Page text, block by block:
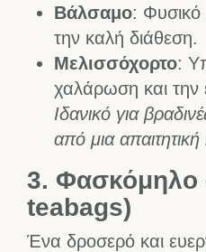
Βάλσαμο: Φυσικό
την καλή διάθεση.
Μελισσόχορτο:
χαλάρωση και την
Ιδανικό για
από μια
3. Φασκόμηλο
teabags)
Ένα δροσερό και